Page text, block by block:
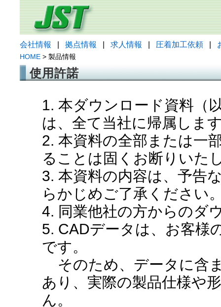
会社情報 拠点情報 求人情報 圧着加工依頼
HOME > 製品情報
使用許諾
1. 本ダウンロード資料（
は、全て当社に帰属しま
2. 本資料の全部または一
ることは固くお断りいた
3. 本資料の内容は、予告
らかじめご了承ください
4. 同業他社の方からのダ
5. CADデータは、お客様
です。
そのため、データに含
あり、実際の製品仕様や
ん。